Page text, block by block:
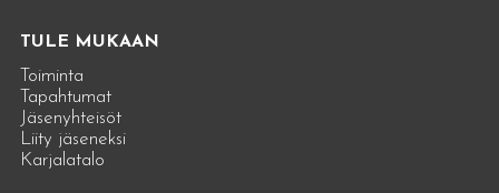
TULE MUKAAN
Toiminta
Tapahtumat
Jäsenyhteisöt
Liity jäseneksi
Karjalatalo